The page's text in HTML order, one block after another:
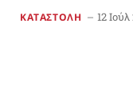
ΚΑΤΑΣΤΟΛΗ 12